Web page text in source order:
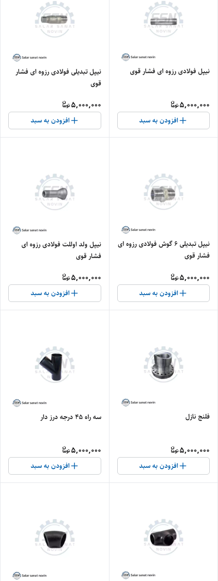
نیپل فولادی رزوه ای فشار قوی
5,000,000
افزودن به سبد
نیپل تبدیلی فولادی رزوه ای فشار
قوی
5,000,000
افزودن به سبد
نیپل تبدیلی ۶ گوش فولادی رزوه ای
فشار قوی
5,000,000
افزودن به سبد
نیپل ولد اوللت فولادی رزوه ای
فشار قوی
5,000,000
افزودن به سبد
فلنج نازل
5,000,000
افزودن به سبد
سه راه ۴۵ درجه درز دار
5,000,000
افزودن به سبد